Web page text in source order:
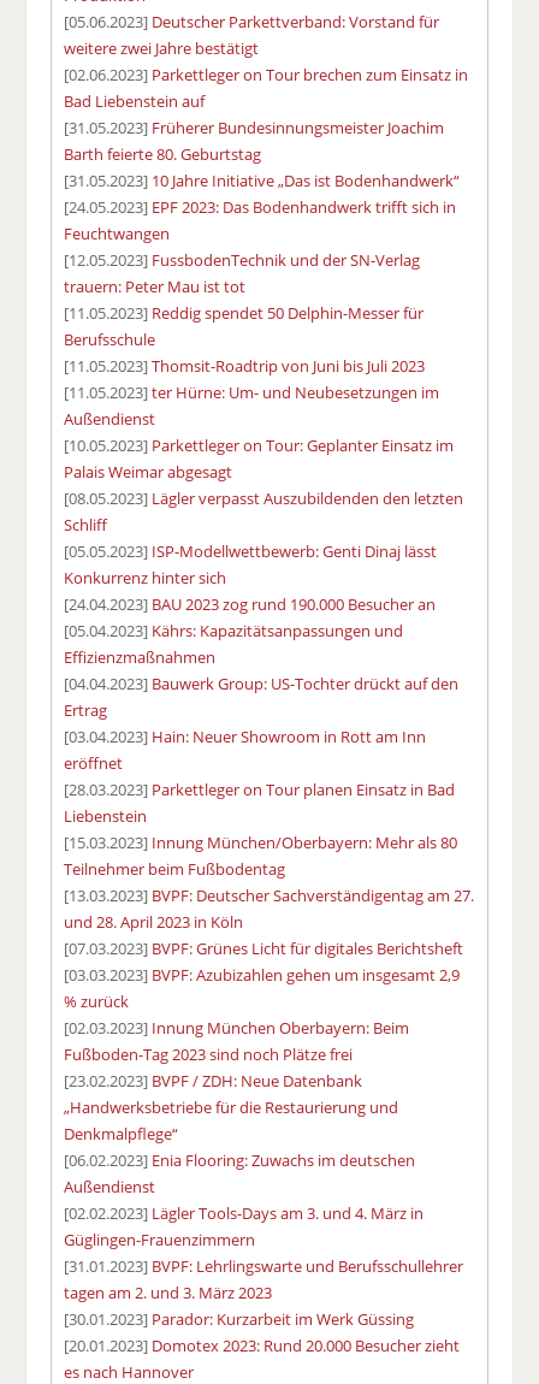
[05.06.2023] Deutscher Parkettverband: Vorstand für
weitere zwei Jahre bestätigt
[02.06.2023] Parkettleger on Tour brechen zum Einsatz in
Bad Liebenstein auf
[31.05.2023] Früherer Bundesinnungsmeister Joachim
Barth feierte 80. Geburtstag
[31.05.2023] 10 Jahre Initiative „Das ist Bodenhandwerk“
[24.05.2023] EPF 2023: Das Bodenhandwerk trifft sich in
Feuchtwangen
[12.05.2023] FussbodenTechnik und der SN-Verlag
trauern: Peter Mau ist tot
[11.05.2023] Reddig spendet 50 Delphin-Messer für
Berufsschule
[11.05.2023]Thomsit-Roadtrip von Juni bis Juli 2023
[11.05.2023]ter Hürne: Um- und Neubesetzungen im
Außendienst
[10.05.2023] Parkettleger on Tour: Geplanter Einsatz im
Palais Weimar abgesagt
[08.05.2023] Lägler verpasst Auszubildenden den letzten
Schliff
[05.05.2023] ISP-Modellwettbewerb: Genti Dinaj lässt
Konkurrenz hinter sich
[24.04.2023] BAU 2023 zog rund 190.000 Besucher an
[05.04.2023] Kährs: Kapazitätsanpassungen und
Effizienzmaßnahmen
[04.04.2023] Bauwerk Group: US-Tochter drückt auf den
Ertrag
[03.04.2023] Hain: Neuer Showroom in Rott am Inn
eröffnet
[28.03.2023] Parkettleger on Tour planen Einsatz in Bad
Liebenstein
[15.03.2023] Innung München/Oberbayern: Mehr als 80
Teilnehmer beim Fußbodentag
[13.03.2023] BVPF: Deutscher Sachverständigentag am 27.
und 28. April 2023 in Köln
[07.03.2023] BVPF: Grünes Licht für digitales Berichtsheft
[03.03.2023] BVPF: Azubizahlen gehen um insgesamt 2,9
% zurück
[02.03.2023] Innung München Oberbayern: Beim
Fußboden-Tag 2023 sind noch Plätze frei
[23.02.2023] BVPF / ZDH: Neue Datenbank
„Handwerksbetriebe für die Restaurierung und
Denkmalpflege“
[06.02.2023] Enia Flooring: Zuwachs im deutschen
Außendienst
[02.02.2023] Lägler Tools-Days am 3. und 4. März in
Güglingen-Frauenzimmern
[31.01.2023] BVPF: Lehrlingswarte und Berufsschullehrer
tagen am 2. und 3. März 2023
[30.01.2023] Parador: Kurzarbeit im Werk Güssing
[20.01.2023] Domotex 2023: Rund 20.000 Besucher zieht
es nach Hannover